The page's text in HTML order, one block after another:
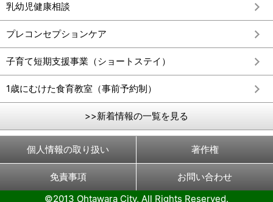
乳幼児健康相談
プレコンセプションケア
子育て短期支援事業（ショートステイ）
1歳にむけた食育教室（事前予約制）
>>新着情報の一覧を見る
個人情報の取り扱い 著作権
免責事項
お問い合わせ
©2013 Ohtawara City, All Rights Reserved.